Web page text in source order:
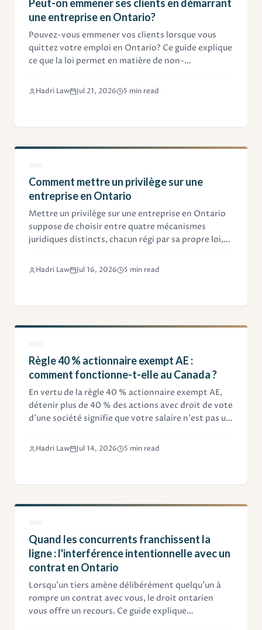
Peut-on emmener ses clients en démarrant
une entreprise en Ontario?
Pouvez-vous emmener vos clients lorsque vous
quittez votre emploi en Ontario? Ce guide explique
ce que la loi permet en matière de non-
données clients lors du lancement d'une entreprise
Hadri Law Jul 21, 2026 5 min read
Comment mettre un privilège sur une
entreprise en Ontario
Mettre un privilège sur une entreprise en Ontario
suppose de choisir entre quatre mécanismes
juridiques distincts, chacun régi par sa propre loi,
guide explique lequel convient à votre situation.
Hadri Law Jul 16, 2026 5 min read
Règle 40 % actionnaire exempt AE :
comment fonctionne-t-elle au Canada ?
En vertu de la règle 40 % actionnaire exempt AE,
détenir plus de 40 % des actions avec droit de vote
d'une société signifie que votre salaire n'est pas un
verser de cotisations d'assurance-emploi, mais
Hadri Law Jul 14, 2026 5 min read
Quand les concurrents franchissent la
ligne : l'interférence intentionnelle avec un
contrat en Ontario
Lorsqu'un tiers amène délibérément quelqu'un à
rompre un contrat avec vous, le droit ontarien
vous offre un recours. Ce guide explique